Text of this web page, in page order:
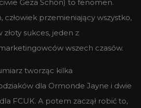
Geza Schön) to fenomen.
przemieniający wszystko,
sukces, jeden z
wszech czasów.
tworząc kilka
dla Ormonde Jayne i dwie
FCUK. A potem zaczął robić to,